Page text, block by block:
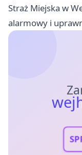
Straż Miejska w
alarmowy i